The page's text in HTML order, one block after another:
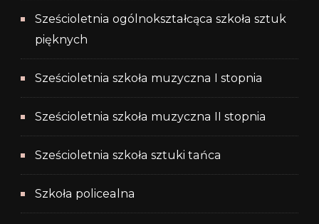
Sześcioletnia ogólnokształcąca szkoła sztuk
pięknych
Sześcioletnia szkoła muzyczna I stopnia
Sześcioletnia szkoła muzyczna II stopnia
Sześcioletnia szkoła sztuki tańca
Szkoła policealna